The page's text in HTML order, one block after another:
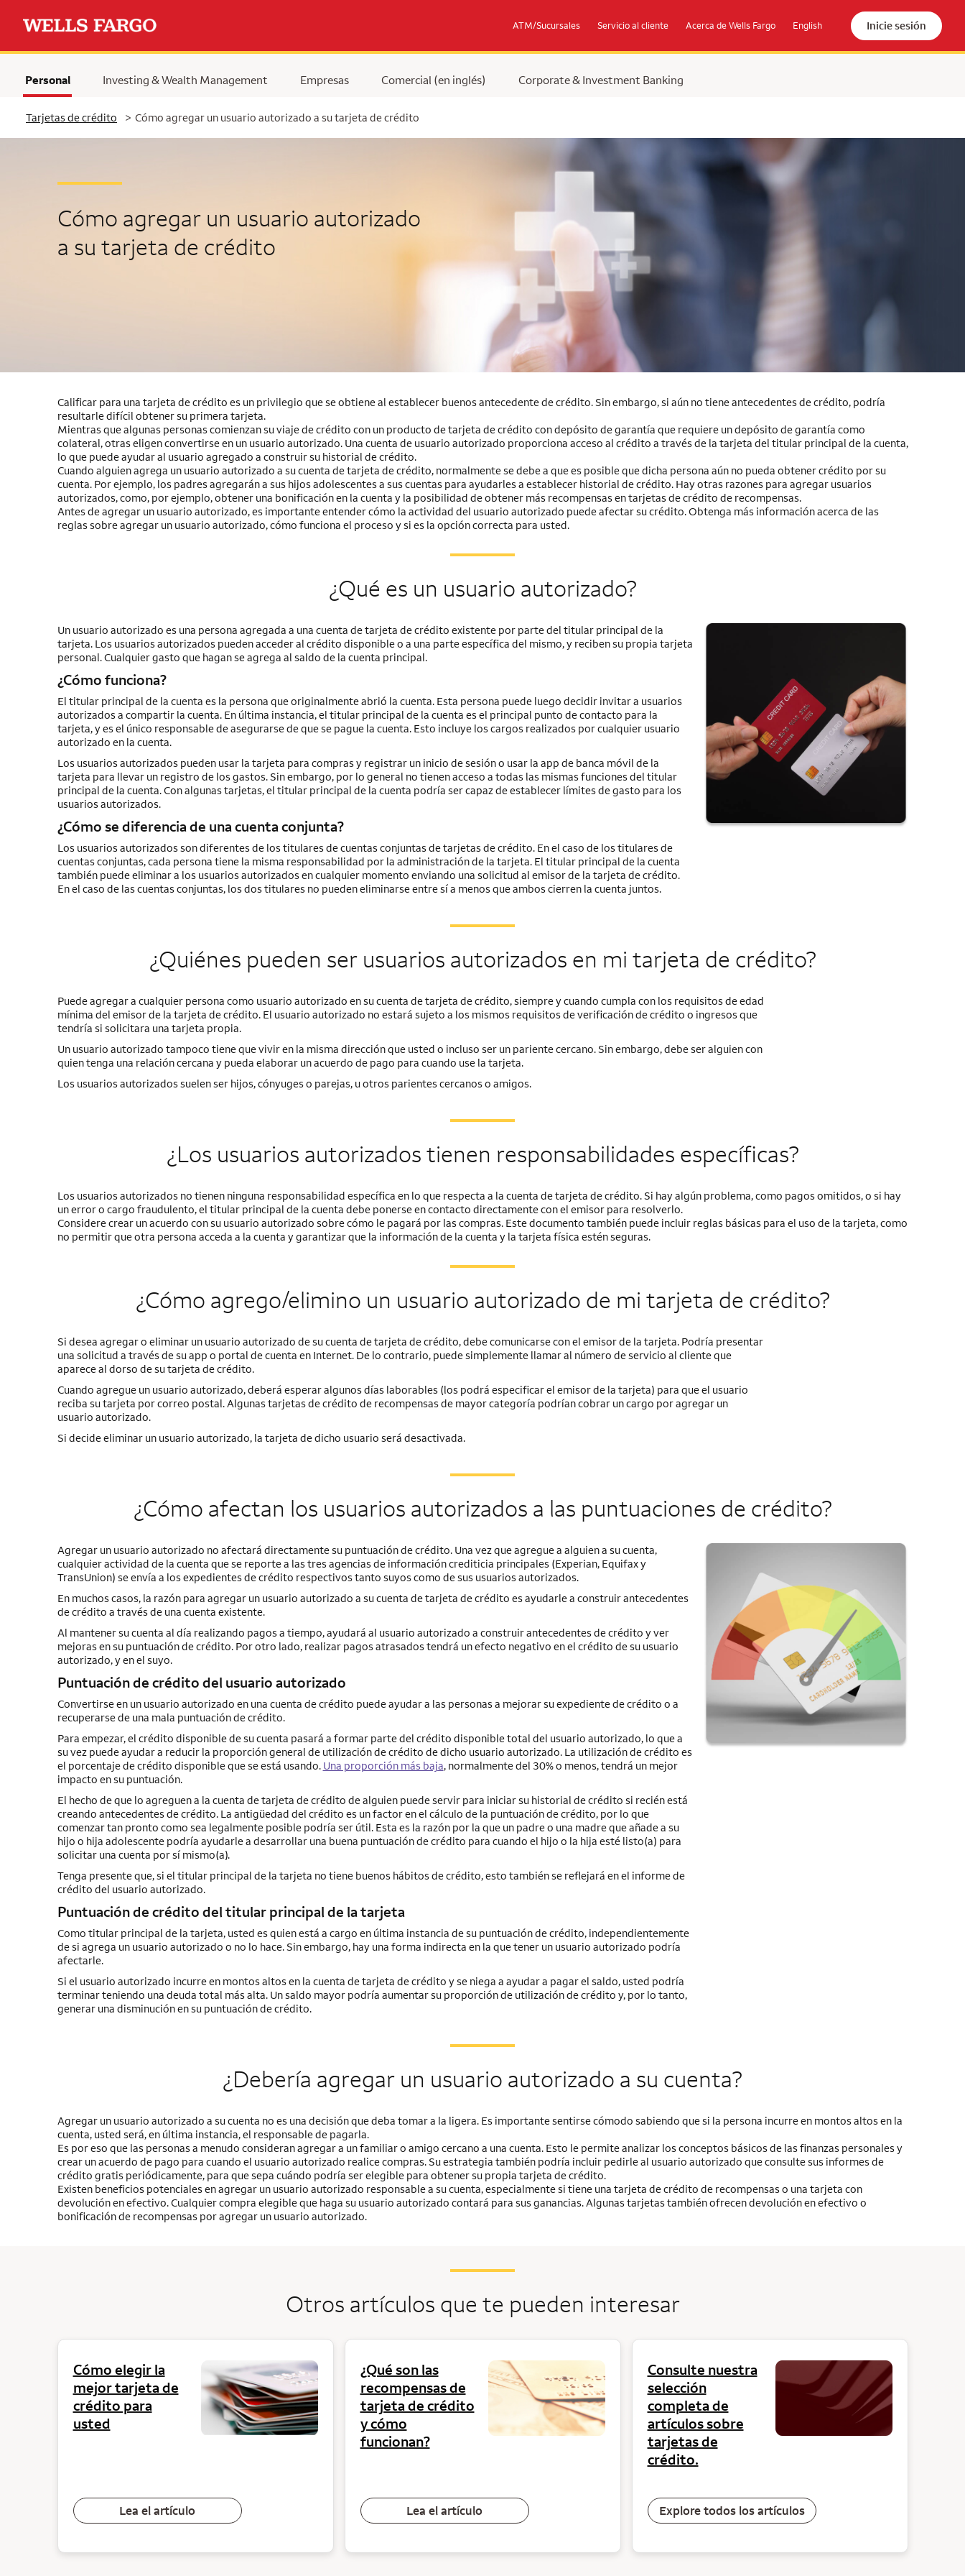
ATM/Sucursales Servicio al cliente Acerca de Wells Fargo English Inicie sesión
Personal Investing & Wealth Management Empresas Comercial (en inglés) Corporate & Investment Banking
Tarjetas de crédito > Cómo agregar un usuario autorizado a su tarjeta de crédito
Cómo agregar un usuario autorizado
a su tarjeta de crédito
Calificar para una tarjeta de crédito es un privilegio que se obtiene al establecer buenos antecedente de crédito. Sin embargo, si aún no tiene antecedentes de crédito, podría
resultarle difícil obtener su primera tarjeta.
Mientras que algunas personas comienzan su viaje de crédito con un producto de tarjeta de crédito con depósito de garantía que requiere un depósito de garantía como
colateral, otras eligen convertirse en un usuario autorizado. Una cuenta de usuario autorizado proporciona acceso al crédito a través de la tarjeta del titular principal de la cuenta,
lo que puede ayudar al usuario agregado a construir su historial de crédito.
Cuando alguien agrega un usuario autorizado a su cuenta de tarjeta de crédito, normalmente se debe a que es posible que dicha persona aún no pueda obtener crédito por su
cuenta. Por ejemplo, los padres agregarán a sus hijos adolescentes a sus cuentas para ayudarles a establecer historial de crédito. Hay otras razones para agregar usuarios
autorizados, como, por ejemplo, obtener una bonificación en la cuenta y la posibilidad de obtener más recompensas en tarjetas de crédito de recompensas.
Antes de agregar un usuario autorizado, es importante entender cómo la actividad del usuario autorizado puede afectar su crédito. Obtenga más información acerca de las
reglas sobre agregar un usuario autorizado, cómo funciona el proceso y si es la opción correcta para usted.
¿Qué es un usuario autorizado?
Un usuario autorizado es una persona agregada a una cuenta de tarjeta de crédito existente por parte del titular principal de la
tarjeta. Los usuarios autorizados pueden acceder al crédito disponible o a una parte específica del mismo, y reciben su propia tarjeta
personal. Cualquier gasto que hagan se agrega al saldo de la cuenta principal.
¿Cómo funciona?
El titular principal de la cuenta es la persona que originalmente abrió la cuenta. Esta persona puede luego decidir invitar a usuarios
autorizados a compartir la cuenta. En última instancia, el titular principal de la cuenta es el principal punto de contacto para la
tarjeta, y es el único responsable de asegurarse de que se pague la cuenta. Esto incluye los cargos realizados por cualquier usuario
autorizado en la cuenta.
Los usuarios autorizados pueden usar la tarjeta para compras y registrar un inicio de sesión o usar la app de banca móvil de la
tarjeta para llevar un registro de los gastos. Sin embargo, por lo general no tienen acceso a todas las mismas funciones del titular
principal de la cuenta. Con algunas tarjetas, el titular principal de la cuenta podría ser capaz de establecer límites de gasto para los
usuarios autorizados.
¿Cómo se diferencia de una cuenta conjunta?
Los usuarios autorizados son diferentes de los titulares de cuentas conjuntas de tarjetas de crédito. En el caso de los titulares de
cuentas conjuntas, cada persona tiene la misma responsabilidad por la administración de la tarjeta. El titular principal de la cuenta
también puede eliminar a los usuarios autorizados en cualquier momento enviando una solicitud al emisor de la tarjeta de crédito.
En el caso de las cuentas conjuntas, los dos titulares no pueden eliminarse entre sí a menos que ambos cierren la cuenta juntos.
¿Quiénes pueden ser usuarios autorizados en mi tarjeta de crédito?
Puede agregar a cualquier persona como usuario autorizado en su cuenta de tarjeta de crédito, siempre y cuando cumpla con los requisitos de edad
mínima del emisor de la tarjeta de crédito. El usuario autorizado no estará sujeto a los mismos requisitos de verificación de crédito o ingresos que
tendría si solicitara una tarjeta propia.
Un usuario autorizado tampoco tiene que vivir en la misma dirección que usted o incluso ser un pariente cercano. Sin embargo, debe ser alguien con
quien tenga una relación cercana y pueda elaborar un acuerdo de pago para cuando use la tarjeta.
Los usuarios autorizados suelen ser hijos, cónyuges o parejas, u otros parientes cercanos o amigos.
¿Los usuarios autorizados tienen responsabilidades específicas?
Los usuarios autorizados no tienen ninguna responsabilidad específica en lo que respecta a la cuenta de tarjeta de crédito. Si hay algún problema, como pagos omitidos, o si hay
un error o cargo fraudulento, el titular principal de la cuenta debe ponerse en contacto directamente con el emisor para resolverlo.
Considere crear un acuerdo con su usuario autorizado sobre cómo le pagará por las compras. Este documento también puede incluir reglas básicas para el uso de la tarjeta, como
no permitir que otra persona acceda a la cuenta y garantizar que la información de la cuenta y la tarjeta física estén seguras.
¿Cómo agrego/elimino un usuario autorizado de mi tarjeta de crédito?
Si desea agregar o eliminar un usuario autorizado de su cuenta de tarjeta de crédito, debe comunicarse con el emisor de la tarjeta. Podría presentar
una solicitud a través de su app o portal de cuenta en Internet. De lo contrario, puede simplemente llamar al número de servicio al cliente que
aparece al dorso de su tarjeta de crédito.
Cuando agregue un usuario autorizado, deberá esperar algunos días laborables (los podrá especificar el emisor de la tarjeta) para que el usuario
reciba su tarjeta por correo postal. Algunas tarjetas de crédito de recompensas de mayor categoría podrían cobrar un cargo por agregar un
usuario autorizado.
Si decide eliminar un usuario autorizado, la tarjeta de dicho usuario será desactivada.
¿Cómo afectan los usuarios autorizados a las puntuaciones de crédito?
Agregar un usuario autorizado no afectará directamente su puntuación de crédito. Una vez que agregue a alguien a su cuenta,
cualquier actividad de la cuenta que se reporte a las tres agencias de información crediticia principales (Experian, Equifax y
TransUnion) se envía a los expedientes de crédito respectivos tanto suyos como de sus usuarios autorizados.
En muchos casos, la razón para agregar un usuario autorizado a su cuenta de tarjeta de crédito es ayudarle a construir antecedentes
de crédito a través de una cuenta existente.
Al mantener su cuenta al día realizando pagos a tiempo, ayudará al usuario autorizado a construir antecedentes de crédito y ver
mejoras en su puntuación de crédito. Por otro lado, realizar pagos atrasados tendrá un efecto negativo en el crédito de su usuario
autorizado, y en el suyo.
Puntuación de crédito del usuario autorizado
Convertirse en un usuario autorizado en una cuenta de crédito puede ayudar a las personas a mejorar su expediente de crédito o a
recuperarse de una mala puntuación de crédito.
Para empezar, el crédito disponible de su cuenta pasará a formar parte del crédito disponible total del usuario autorizado, lo que a
su vez puede ayudar a reducir la proporción general de utilización de crédito de dicho usuario autorizado. La utilización de crédito es
el porcentaje de crédito disponible que se está usando. Una proporción más baja, normalmente del 30% o menos, tendrá un mejor
impacto en su puntuación.
El hecho de que lo agreguen a la cuenta de tarjeta de crédito de alguien puede servir para iniciar su historial de crédito si recién está
creando antecedentes de crédito. La antigüedad del crédito es un factor en el cálculo de la puntuación de crédito, por lo que
comenzar tan pronto como sea legalmente posible podría ser útil. Esta es la razón por la que un padre o una madre que añade a su
hijo o hija adolescente podría ayudarle a desarrollar una buena puntuación de crédito para cuando el hijo o la hija esté listo(a) para
solicitar una cuenta por sí mismo(a).
Tenga presente que, si el titular principal de la tarjeta no tiene buenos hábitos de crédito, esto también se reflejará en el informe de
crédito del usuario autorizado.
Puntuación de crédito del titular principal de la tarjeta
Como titular principal de la tarjeta, usted es quien está a cargo en última instancia de su puntuación de crédito, independientemente
de si agrega un usuario autorizado o no lo hace. Sin embargo, hay una forma indirecta en la que tener un usuario autorizado podría
afectarle.
Si el usuario autorizado incurre en montos altos en la cuenta de tarjeta de crédito y se niega a ayudar a pagar el saldo, usted podría
terminar teniendo una deuda total más alta. Un saldo mayor podría aumentar su proporción de utilización de crédito y, por lo tanto,
generar una disminución en su puntuación de crédito.
¿Debería agregar un usuario autorizado a su cuenta?
Agregar un usuario autorizado a su cuenta no es una decisión que deba tomar a la ligera. Es importante sentirse cómodo sabiendo que si la persona incurre en montos altos en la
cuenta, usted será, en última instancia, el responsable de pagarla.
Es por eso que las personas a menudo consideran agregar a un familiar o amigo cercano a una cuenta. Esto le permite analizar los conceptos básicos de las finanzas personales y
crear un acuerdo de pago para cuando el usuario autorizado realice compras. Su estrategia también podría incluir pedirle al usuario autorizado que consulte sus informes de
crédito gratis periódicamente, para que sepa cuándo podría ser elegible para obtener su propia tarjeta de crédito.
Existen beneficios potenciales en agregar un usuario autorizado responsable a su cuenta, especialmente si tiene una tarjeta de crédito de recompensas o una tarjeta con
devolución en efectivo. Cualquier compra elegible que haga su usuario autorizado contará para sus ganancias. Algunas tarjetas también ofrecen devolución en efectivo o
bonificación de recompensas por agregar un usuario autorizado.
Otros artículos que te pueden interesar
Cómo elegir la
mejor tarjeta de
crédito para
usted
Lea el artículo
¿Qué son las
recompensas de
tarjeta de crédito
y cómo
funcionan?
Lea el artículo
Consulte nuestra
selección
completa de
artículos sobre
tarjetas de
crédito.
Explore todos los artículos